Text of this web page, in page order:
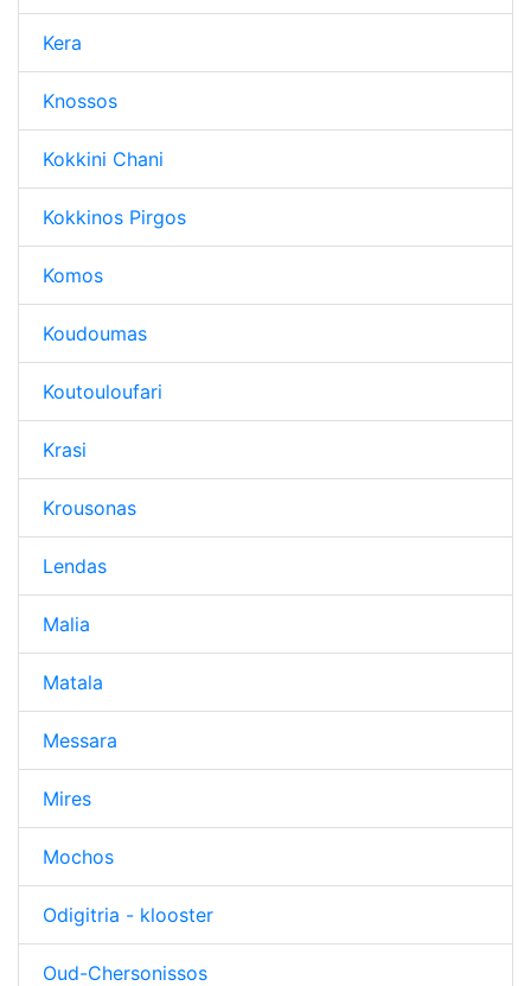
Kera
Knossos
Kokkini Chani
Kokkinos Pirgos
Komos
Koudoumas
Koutouloufari
Krasi
Krousonas
Lendas
Malia
Matala
Messara
Mires
Mochos
Odigitria - klooster
Oud-Chersonissos